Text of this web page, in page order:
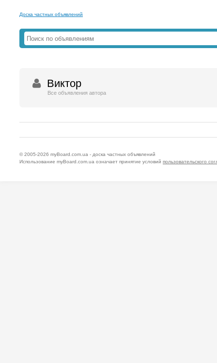
Доска частных объявлений
Виктор
Все объявления автора
© 2005-2026 myBoard.com.ua - доска частных объявлений
Использование myBoard.com.ua означает принятие условий пользовательского